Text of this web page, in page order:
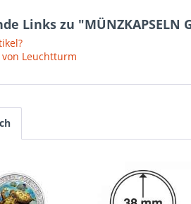
Links zu "MÜNZKAPSELN
Leuchtturm